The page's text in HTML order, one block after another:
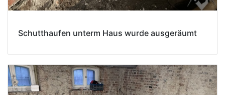
Schutthaufen unterm Haus wurde ausgeräumt